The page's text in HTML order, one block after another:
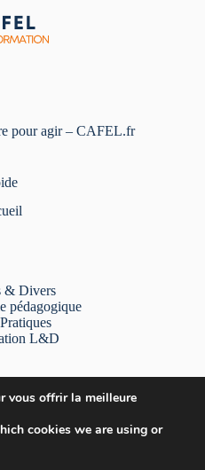
pour agir – CAFEL.fr
& Divers
pédagogique
L&D
légales
vous offrir la meilleure
cookies we are using or